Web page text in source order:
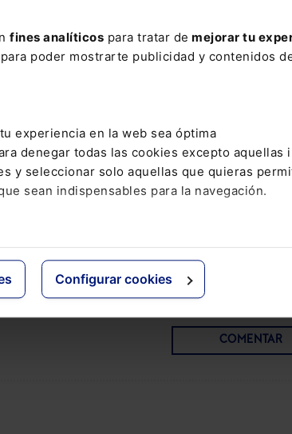
fines analíticos para tratar de mejorar tu
poder mostrarte publicidad y contenidos
experiencia en la web sea óptima
denegar todas las cookies excepto aquellas
y seleccionar solo aquellas que quieras
sean indispensables para la navegación.
Configurar cookies
Social incluye: . El servicio “ Extras
. Un servicio de
disponible también en el siguientePack
domines todas las modificaciones en materia
Social:Pack Memento Social + Memento
COMENTAR